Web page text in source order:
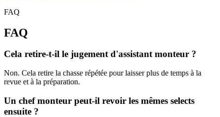
FAQ
FAQ
Cela retire-t-il le jugement d'assistant monteur ?
Non. Cela retire la chasse répétée pour laisser plus de temps à la
revue et à la préparation.
Un chef monteur peut-il revoir les mêmes selects
ensuite ?